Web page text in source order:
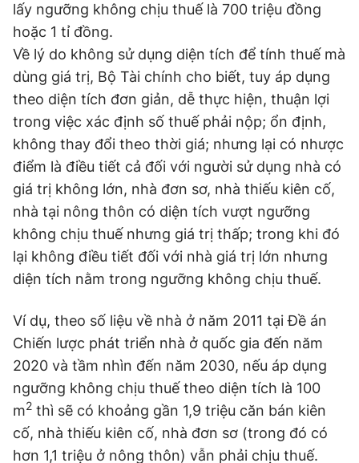
lấy ngưỡng không chịu thuế là 700 triệu đồng
hoặc 1 tỉ đồng.
Về lý do không sử dụng diện tích để tính thuế mà
dùng giá trị, Bộ Tài chính cho biết, tuy áp dụng
theo diện tích đơn giản, dễ thực hiện, thuận lợi
trong việc xác định số thuế phải nộp; ổn định,
không thay đổi theo thời giá; nhưng lại có nhược
điểm là điều tiết cả đối với người sử dụng nhà có
giá trị không lớn, nhà đơn sơ, nhà thiếu kiên cố,
nhà tại nông thôn có diện tích vượt ngưỡng
không chịu thuế nhưng giá trị thấp; trong khi đó
lại không điều tiết đối với nhà giá trị lớn nhưng
diện tích nằm trong ngưỡng không chịu thuế.
Ví dụ, theo số liệu về nhà ở năm 2011 tại Đề án
Chiến lược phát triển nhà ở quốc gia đến năm
2020 và tầm nhìn đến năm 2030, nếu áp dụng
ngưỡng không chịu thuế theo diện tích là 100
m2 thì sẽ có khoảng gần 1,9 triệu căn bán kiên
cố, nhà thiếu kiên cố, nhà đơn sơ (trong đó có
hơn 1,1 triệu ở nông thôn) vẫn phải chịu thuế.